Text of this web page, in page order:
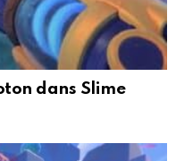
dans Slime